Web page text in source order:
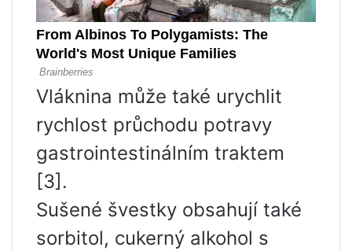
Vláknina může také urychlit
rychlost průchodu potravy
gastrointestinálním traktem
[3].
Sušené švestky obsahují také
sorbitol, cukerný alkohol s